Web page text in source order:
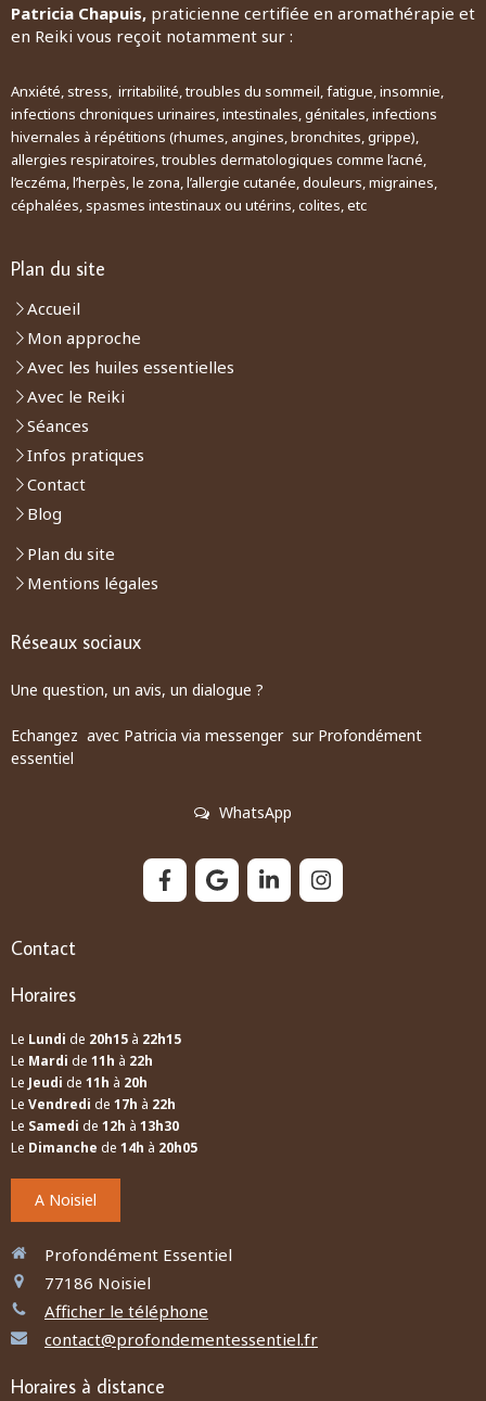
Patricia Chapuis, praticienne certifiée en aromathérapie et
en Reiki vous reçoit notamment sur :
Anxiété, stress, irritabilité, troubles du sommeil, fatigue, insomnie,
infections chroniques urinaires, intestinales, génitales, infections
hivernales à répétitions (rhumes, angines, bronchites, grippe),
allergies respiratoires, troubles dermatologiques comme l’acné,
l’eczéma, l’herpès, le zona, l’allergie cutanée, douleurs, migraines,
céphalées, spasmes intestinaux ou utérins, colites, etc
Plan du site
Accueil
Mon approche
Avec les huiles essentielles
Avec le Reiki
Séances
Infos pratiques
Contact
Blog
Plan du site
Mentions légales
Réseaux sociaux
Une question, un avis, un dialogue ?
Echangez avec Patricia via messenger sur Profondément
essentiel
WhatsApp
Contact
Horaires
Le Lundi de 20h15 à 22h15
Le Mardi de 11h à 22h
Le Jeudi de 11h à 20h
Le Vendredi de 17h à 22h
Le Samedi de 12h à 13h30
Le Dimanche de 14h à 20h05
A Noisiel
Profondément Essentiel
77186 Noisiel
Afficher le téléphone
contact@profondementessentiel.fr
Horaires à distance